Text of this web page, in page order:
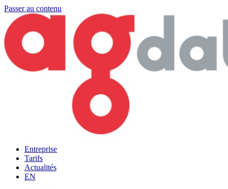
Passer au contenu
Entreprise
Tarifs
Actualités
EN